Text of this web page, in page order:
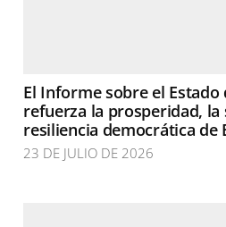
El Informe sobre el Estado
refuerza la prosperidad, la
resiliencia democrática de
23 DE JULIO DE 2026